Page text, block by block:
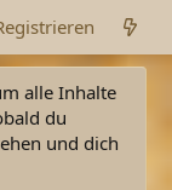
alle Inhalte
du
und dich